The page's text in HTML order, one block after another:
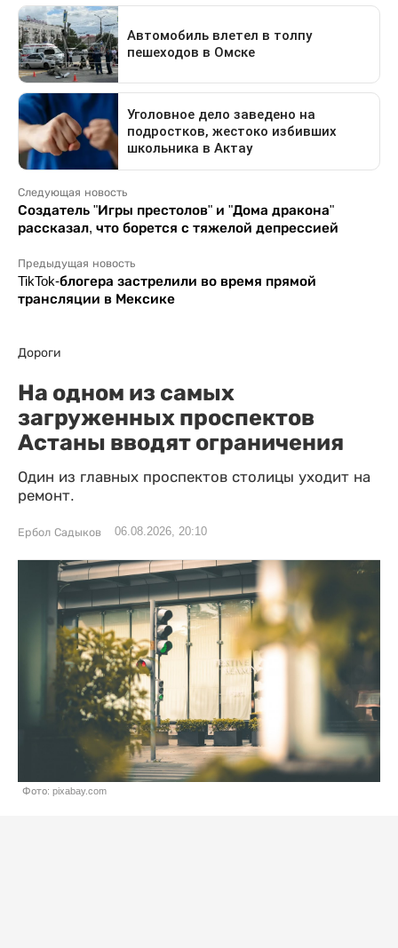
Следующая новость
Создатель "Игры престолов" и "Дома дракона"
рассказал, что борется с тяжелой депрессией
Предыдущая новость
TikTok-блогера застрелили во время прямой
трансляции в Мексике
Дороги
На одном из самых
загруженных проспектов
Астаны вводят ограничения
Один из главных проспектов столицы уходит на
ремонт.
Ербол Садыков 06.08.2026, 20:10
Фото: pixabay.com